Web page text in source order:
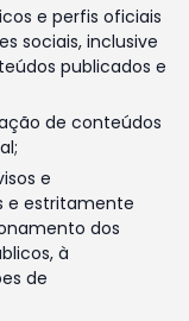
e perfis oficiais
sociais, inclusive
publicados e
de conteúdos
e
e estritamente
dos
à
de